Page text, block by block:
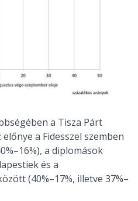
a Tisza Párt
a Fidesszel szemben
a diplomások
és a
(40%–17%, illetve 37%–